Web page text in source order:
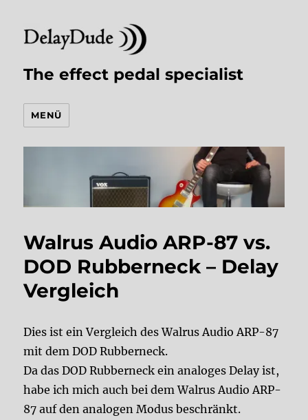
The effect pedal specialist
MENÜ
Walrus Audio ARP-87 vs.
DOD Rubberneck – Delay
Vergleich
Dies ist ein Vergleich des Walrus Audio ARP-87
mit dem DOD Rubberneck.
Da das DOD Rubberneck ein analoges Delay ist,
habe ich mich auch bei dem Walrus Audio ARP-
87 auf den analogen Modus beschränkt.